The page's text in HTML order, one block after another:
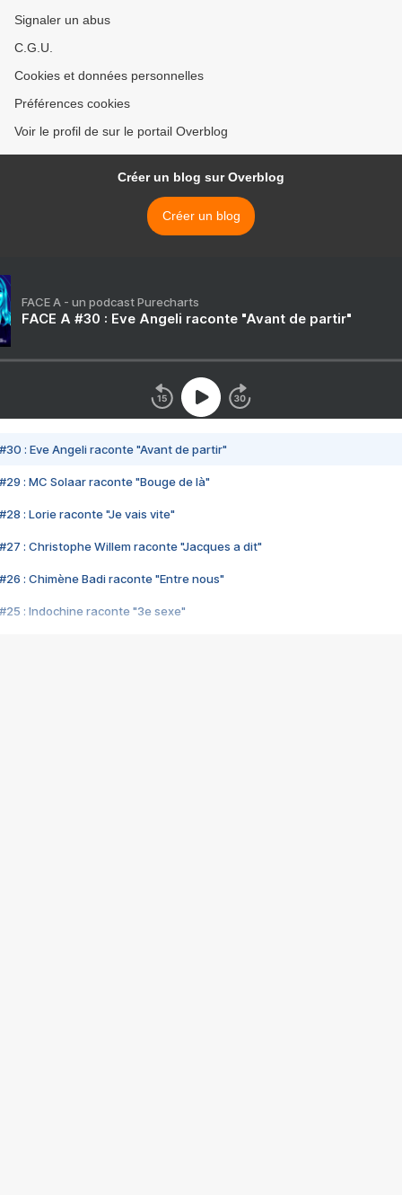
Signaler un abus
C.G.U.
Cookies et données personnelles
Préférences cookies
Voir le profil de sur le portail Overblog
Créer un blog sur Overblog
Créer un blog
FACE A - un podcast Purecharts
FACE A #30 : Eve Angeli raconte "Avant de partir"
#30 : Eve Angeli raconte "Avant de partir"
#29 : MC Solaar raconte "Bouge de là"
#28 : Lorie raconte "Je vais vite"
#27 : Christophe Willem raconte "Jacques a dit"
#26 : Chimène Badi raconte "Entre nous"
#25 : Indochine raconte "3e sexe"